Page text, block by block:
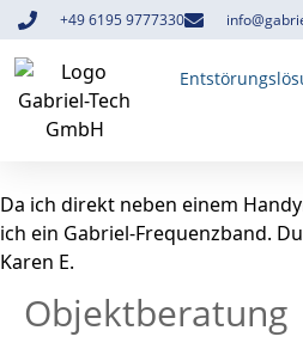
+49 6195 9777330
Da ich direkt neben einem
ich ein Gabriel-Frequenzband.
Karen E.
Objektberatung